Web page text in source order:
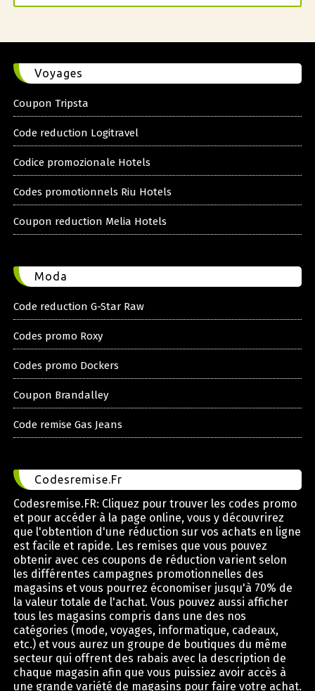
Voyages
Coupon Tripsta
Code reduction Logitravel
Codice promozionale Hotels
Codes promotionnels Riu Hotels
Coupon reduction Melia Hotels
Moda
Code reduction G-Star Raw
Codes promo Roxy
Codes promo Dockers
Coupon Brandalley
Code remise Gas Jeans
Codesremise.Fr
Codesremise.FR: Cliquez pour trouver les codes promo
et pour accéder à la page online, vous y découvrirez
que l'obtention d'une réduction sur vos achats en ligne
est facile et rapide. Les remises que vous pouvez
obtenir avec ces coupons de réduction varient selon
les différentes campagnes promotionnelles des
magasins et vous pourrez économiser jusqu'à 70% de
la valeur totale de l'achat. Vous pouvez aussi afficher
tous les magasins compris dans une des nos
catégories (mode, voyages, informatique, cadeaux,
etc.) et vous aurez un groupe de boutiques du même
secteur qui offrent des rabais avec la description de
chaque magasin afin que vous puissiez avoir accès à
une grande variété de magasins pour faire votre achat.